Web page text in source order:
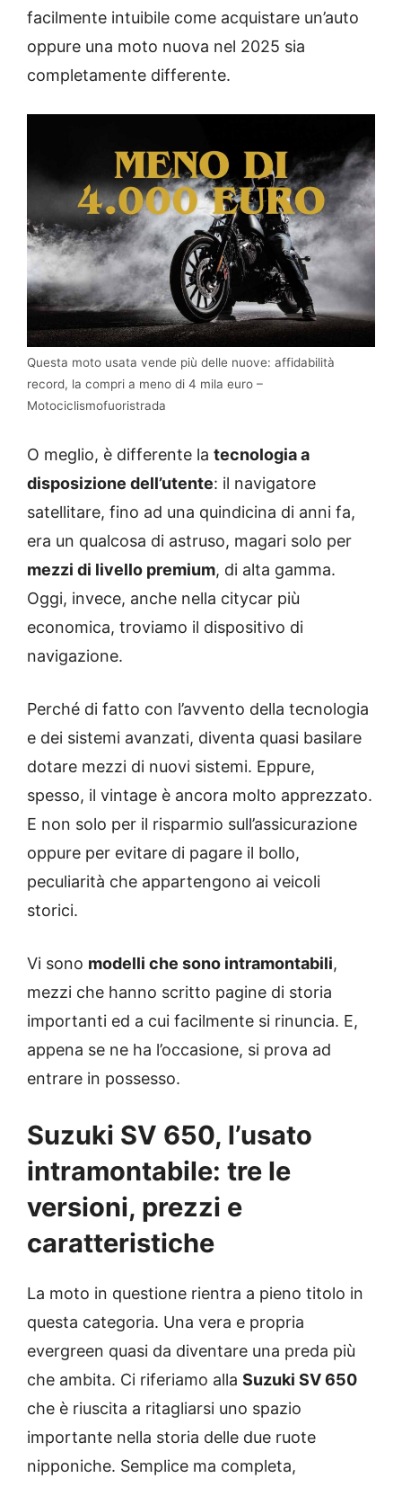
facilmente intuibile come acquistare un’auto
oppure una moto nuova nel 2025 sia
completamente differente.
Questa moto usata vende più delle nuove: affidabilità
record, la compri a meno di 4 mila euro –
Motociclismofuoristrada
O meglio, è differente la tecnologia a
disposizione dell’utente: il navigatore
satellitare, fino ad una quindicina di anni fa,
era un qualcosa di astruso, magari solo per
mezzi di livello premium, di alta gamma.
Oggi, invece, anche nella citycar più
economica, troviamo il dispositivo di
navigazione.
Perché di fatto con l’avvento della tecnologia
e dei sistemi avanzati, diventa quasi basilare
dotare mezzi di nuovi sistemi. Eppure,
spesso, il vintage è ancora molto apprezzato.
E non solo per il risparmio sull’assicurazione
oppure per evitare di pagare il bollo,
peculiarità che appartengono ai veicoli
storici.
Vi sono modelli che sono intramontabili,
mezzi che hanno scritto pagine di storia
importanti ed a cui facilmente si rinuncia. E,
appena se ne ha l’occasione, si prova ad
entrare in possesso.
Suzuki SV 650, l’usato
intramontabile: tre le
versioni, prezzi e
caratteristiche
La moto in questione rientra a pieno titolo in
questa categoria. Una vera e propria
evergreen quasi da diventare una preda più
che ambita. Ci riferiamo alla Suzuki SV 650
che è riuscita a ritagliarsi uno spazio
importante nella storia delle due ruote
nipponiche. Semplice ma completa,